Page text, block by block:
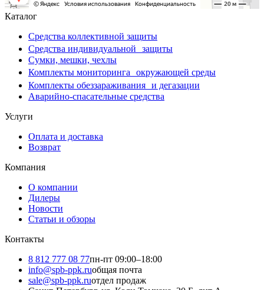
Каталог
Средства коллективной защиты
Средства индивидуальной защиты
Сумки, мешки, чехлы
Комплекты мониторинга окружающей среды
Комплекты обеззараживания и дегазации
Аварийно-спасательные средства
Услуги
Оплата и доставка
Возврат
Компания
О компании
Дилеры
Новости
Статьи и обзоры
Контакты
8 812 777 08 77пн-пт 09:00–18:00
info@spb-ppk.ruобщая почта
sale@spb-ppk.ruотдел продаж